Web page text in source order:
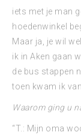
iets met je man
hoedenwinkel
Maar ja, je wil
ik in Aken gaan
de bus stappen
toen kwam ik
Waarom ging u
“T.: Mijn oma